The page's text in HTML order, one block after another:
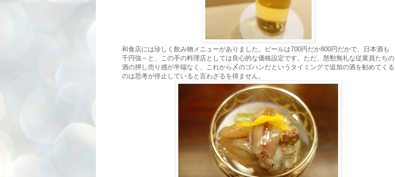
和食店には珍しく飲み物メニューがありました。ビールは700円だか800円だかで、日本酒も
千円強～と、この手の料理店としては良心的な価格設定です。ただ、慇懃無礼な従業員たちの
酒の押し売り感が半端なく、これから〆のゴハンだというタイミングで追加の酒を勧めてくる
のは思考が停止していると言わざるを得ません。